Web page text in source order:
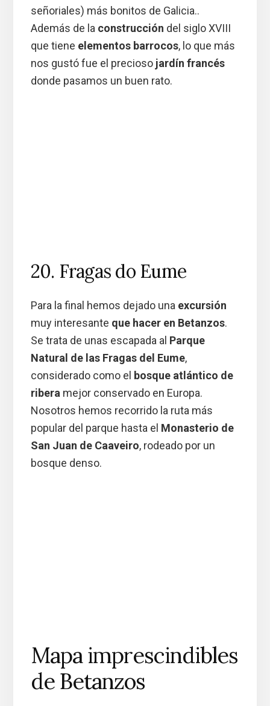
señoriales) más bonitos de Galicia..
Además de la construcción del siglo XVIII
que tiene elementos barrocos, lo que más
nos gustó fue el precioso jardín francés
donde pasamos un buen rato.
20. Fragas do Eume
Para la final hemos dejado una excursión
muy interesante que hacer en Betanzos.
Se trata de unas escapada al Parque
Natural de las Fragas del Eume,
considerado como el bosque atlántico de
ribera mejor conservado en Europa.
Nosotros hemos recorrido la ruta más
popular del parque hasta el Monasterio de
San Juan de Caaveiro, rodeado por un
bosque denso.
Mapa imprescindibles
de Betanzos